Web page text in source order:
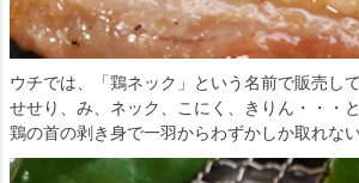
ウチでは、「鶏ネック」という名前で販売して
せせり、み、ネック、こにく、きりん・・・
鶏の首の剥き身で一羽からわずかしか取れない